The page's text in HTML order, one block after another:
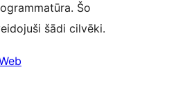
Šo
šādi cilvēki.